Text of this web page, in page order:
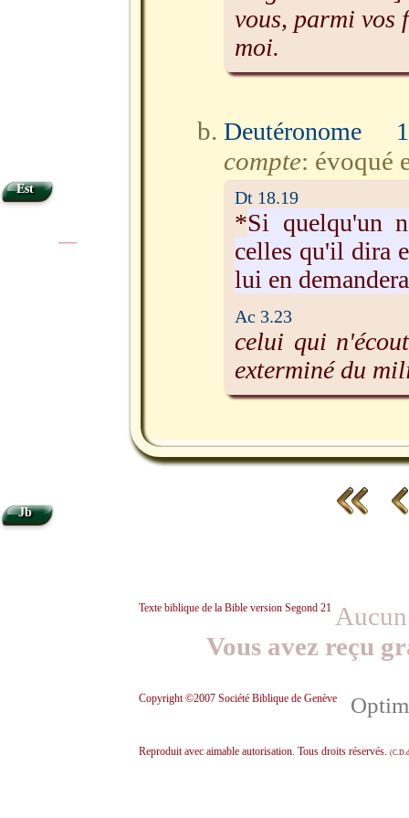
vous, parmi vos
moi.
Deutéronome
compte: évoqué
Dt 18.19
*Si quelqu'un
celles qu'il dira
lui en
Ac 3.23
celui qui
exterminé du
Texte biblique de la Bible version Segond 21
Vous avez reçu
Copyright ©2007 Société Biblique de Genève
Reproduit avec aimable autorisation. Tous droits réservés.
Est
Jb
|
|